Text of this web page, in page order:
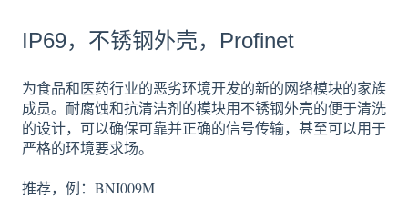
IP69，不锈钢外壳，Profinet
为食品和医药行业的恶劣环境开发的新的网络模块的家族
成员。耐腐蚀和抗清洁剂的模块用不锈钢外壳的便于清洗
的设计，可以确保可靠并正确的信号传输，甚至可以用于
严格的环境要求场。
推荐，例：BNI009M